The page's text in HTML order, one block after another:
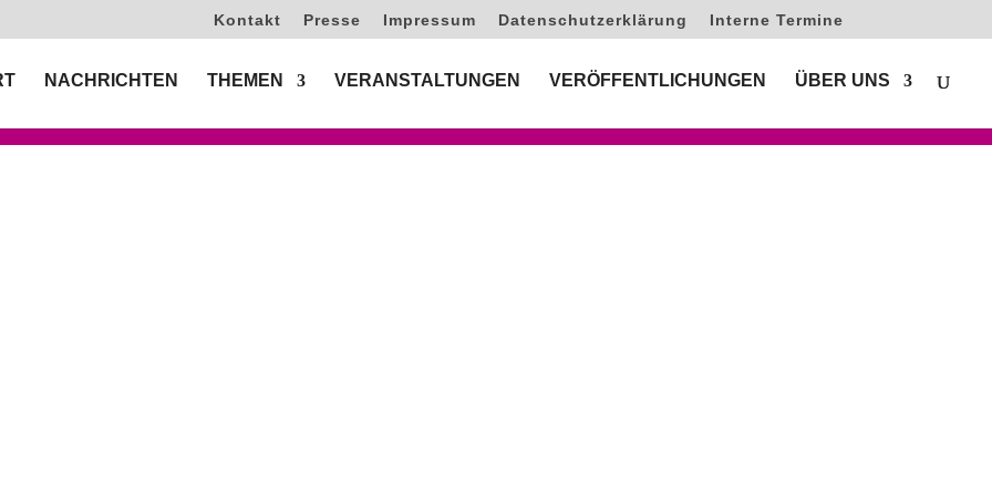
Kontakt Presse Impressum Datenschutzerklärung Interne Termine
NACHRICHTEN THEMEN VERANSTALTUNGEN VERÖFFENTLICHUNGEN ÜBER UNS